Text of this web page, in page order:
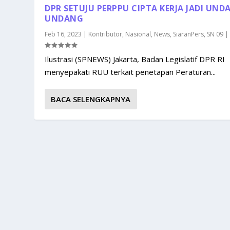
DPR SETUJU PERPPU CIPTA KERJA JADI
UNDANG
Feb 16, 2023 | Kontributor, Nasional, News, SiaranPers, SN 09 |
Ilustrasi (SPNEWS) Jakarta, Badan Legislatif DPR RI
menyepakati RUU terkait penetapan Peraturan...
BACA SELENGKAPNYA